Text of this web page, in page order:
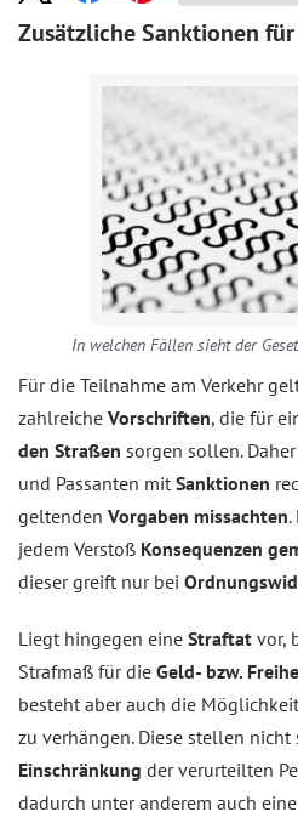
Zusätzliche Sanktionen
In welchen Fällen sieht der
Für die Teilnahme am Verkehr
zahlreiche Vorschriften, die für
den Straßen sorgen sollen.
und Passanten mit Sanktionen
geltenden Vorgaben missachten
jedem Verstoß Konsequenzen
dieser greift nur bei
Liegt hingegen eine Straftat vor,
Strafmaß für die Geld- bzw.
besteht aber auch die
zu verhängen. Diese stellen nicht
Einschränkung der verurteilten
dadurch unter anderem auch eine